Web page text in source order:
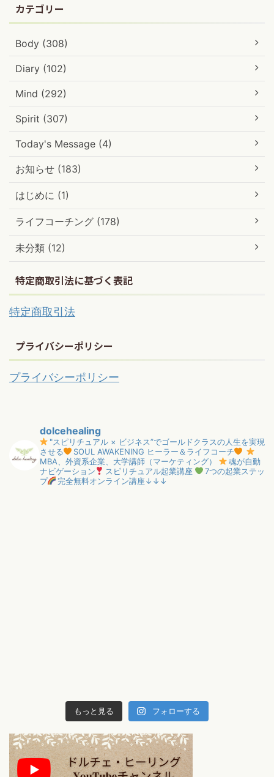
カテゴリー
Body (308)
Diary (102)
Mind (292)
Spirit (307)
Today's Message (4)
お知らせ (183)
はじめに (1)
ライフコーチング (178)
未分類 (12)
特定商取引法に基づく表記
特定商取引法
プライバシーポリシー
プライバシーポリシー
dolcehealing
"スピリチュアル × ビジネス”でゴールドクラスの人生を実現
させる
SOUL AWAKENING ヒーラー＆ライフコーチ
MBA、外資系企業、大学講師（マーケティング）
魂が自動
ナビゲーション
スピリチュアル起業講座
7つの起業ステッ
プ
完全無料オンライン講座↓↓↓
もっと見る フォローする